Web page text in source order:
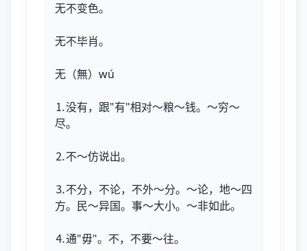
无不变色。
无不毕肖。
无（無）wú
⒈没有，跟"有"相对～粮～钱。～穷～
尽。
⒉不～仿说出。
⒊不分，不论，不外～分。～论，地～四
方。民～异国。事～大小。～非如此。
⒋通"毋"。不，不要～往。